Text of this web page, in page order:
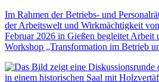
Im Rahmen der Betriebs- und
der Arbeitswelt und Wirkmächtigkeit
Februar 2026 in Gießen begleitet Arbeit
Workshop „Transformation im Betrieb